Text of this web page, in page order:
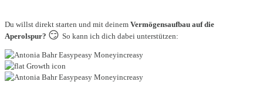
Du willst direkt starten und mit deinem Vermögensaufbau auf die
Aperolspur? 😏 So kann ich dich dabei unterstützen: